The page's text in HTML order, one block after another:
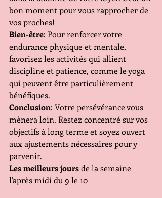
bon moment pour vous rapprocher de
vos proches!
Bien-être: Pour renforcer votre
endurance physique et mentale,
favorisez les activités qui allient
discipline et patience, comme le yoga
qui peuvent être particulièrement
bénéfiques.
Conclusion: Votre persévérance vous
mènera loin. Restez concentré sur vos
objectifs à long terme et soyez ouvert
aux ajustements nécessaires pour y
parvenir.
Les meilleurs jours de la semaine
l'après midi du 9 le 10